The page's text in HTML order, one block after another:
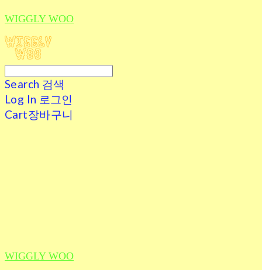
WIGGLY WOO
Search 검색
Log In 로그인
Cart장바구니
WIGGLY WOO